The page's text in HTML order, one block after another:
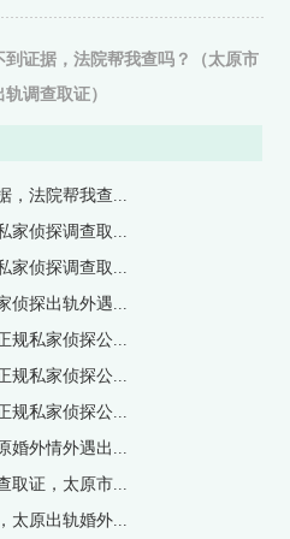
证据，法院帮我查吗？（太原市
调查取证）
，法院帮我查...
家侦探调查取...
家侦探调查取...
侦探出轨外遇...
规私家侦探公...
规私家侦探公...
规私家侦探公...
婚外情外遇出...
取证，太原市...
太原出轨婚外...